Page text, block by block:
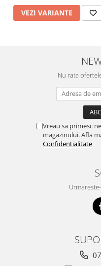
VEZI VARIANTE
Nu rata
Vreau sa primesc
magazinului. Afla
Confidentialitate